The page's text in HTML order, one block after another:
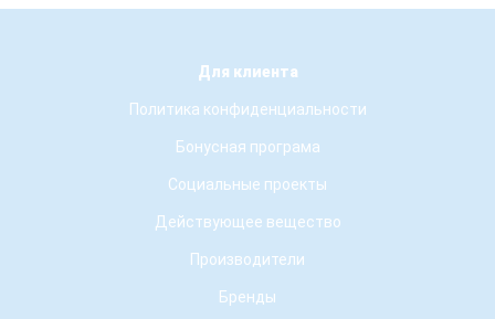
Для клиента
Политика конфиденциальности
Бонусная програма
Социальные проекты
Действующее вещество
Производители
Бренды